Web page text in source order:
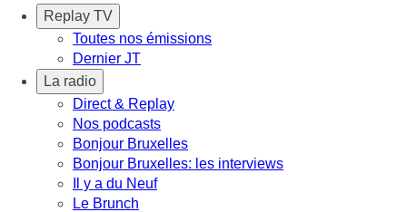
Replay TV
Toutes nos émissions
Dernier JT
La radio
Direct & Replay
Nos podcasts
Bonjour Bruxelles
Bonjour Bruxelles: les interviews
Il y a du Neuf
Le Brunch